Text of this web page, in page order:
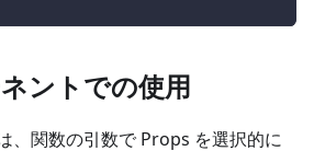
ントでの使用
、関数の引数で Props を選択的に